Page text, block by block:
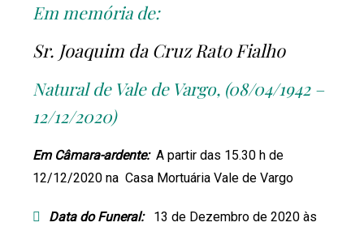
Em memória de:
Sr. Joaquim da Cruz Rato Fialho
Natural de Vale de Vargo, (08/04/1942 –
12/12/2020)
Em Câmara-ardente: A partir das 15.30 h de
12/12/2020 na Casa Mortuária Vale de Vargo
Data do Funeral: 13 de Dezembro de 2020 às